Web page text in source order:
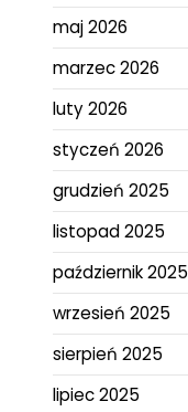
maj 2026
marzec 2026
luty 2026
styczeń 2026
grudzień 2025
listopad 2025
październik 2025
wrzesień 2025
sierpień 2025
lipiec 2025